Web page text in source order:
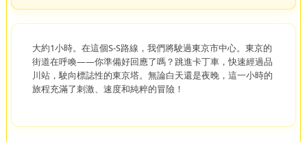
大約1小時。在這個S-S路線，我們將駛過東京市中心。東京的
街道在呼喚——你準備好回應了嗎？跳進卡丁車，快速經過品
川站，駛向標誌性的東京塔。無論白天還是夜晚，這一小時的
旅程充滿了刺激、速度和純粹的冒險！